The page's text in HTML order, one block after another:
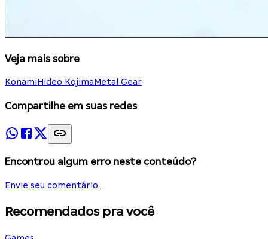
Veja mais sobre
KonamiHideo KojimaMetal Gear
Compartilhe em suas redes
Encontrou algum erro neste conteúdo?
Envie seu comentário
Recomendados pra você